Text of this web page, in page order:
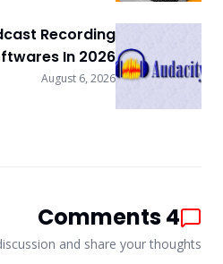
Recording
In 2026
August 6, 2026
4
Comments
and share your thoughts